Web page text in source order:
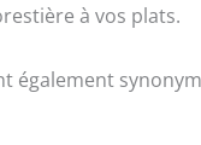
à vos plats.
également